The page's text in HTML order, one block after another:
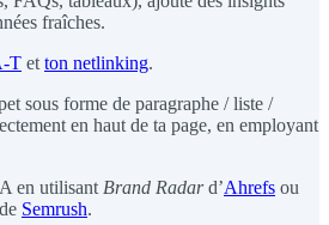
fraîches.
T etton netlinking.
sous forme de paragraphe / liste /
en haut de ta page, en employant
en utilisantBrand Radard’Ahrefs ou
Semrush.